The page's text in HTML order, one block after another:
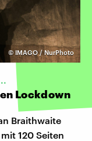
© IMAGO / NurPhoto
Lockdown
Braithwaite
120 Seiten